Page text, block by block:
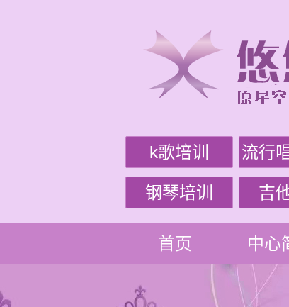
k歌培训 流行
钢琴培训 吉
首页 中心